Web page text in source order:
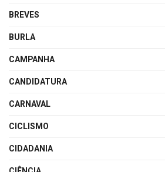
BREVES
BURLA
CAMPANHA
CANDIDATURA
CARNAVAL
CICLISMO
CIDADANIA